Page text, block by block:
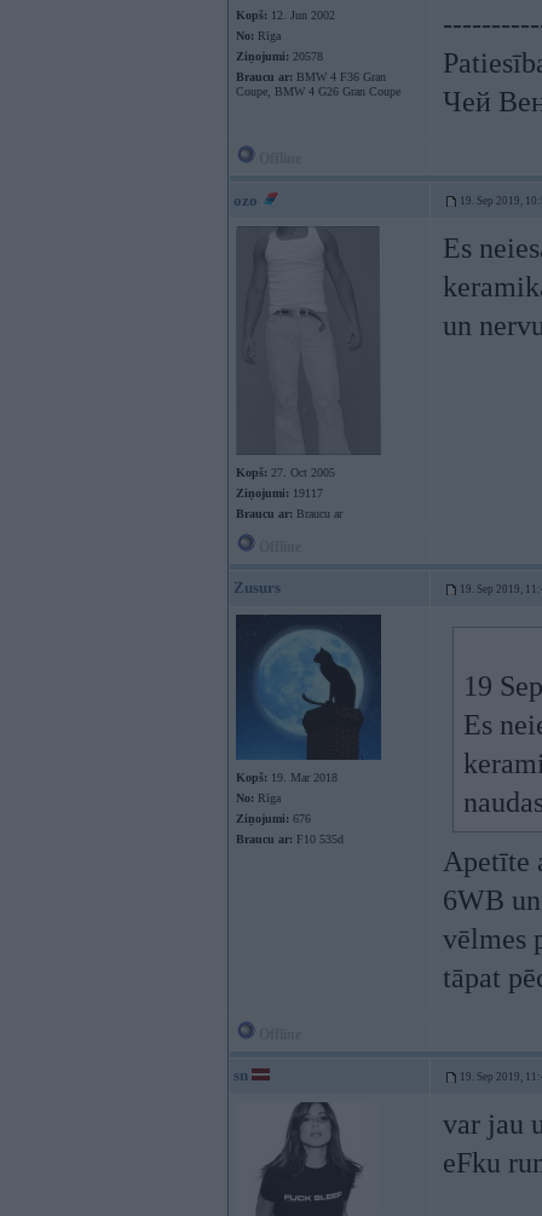
Kopš: 12. Jun 2002
No: Rīga
Ziņojumi: 20578
Braucu ar: BMW 4 F36 Gran
Coupe, BMW 4 G26 Gran Coupe
Чей
ozo 19. Sep 2019,
Kopš: 27. Oct 2005
Ziņojumi: 19117
Braucu ar: Braucu ar
Es
un
Zusurs 19. Sep 2019,
Kopš: 19. Mar 2018
No: Rīga
Ziņojumi: 676
Braucu ar: F10 535d
19
Es
Apetīte
6WB
vēlmes
tāpat
sn 19. Sep 2019,
var jau
eFku